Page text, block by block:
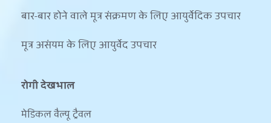
बार-बार होने वाले मूत्र संक्रमण के लिए आयुर्वेदिक उपचार
मूत्र असंयम के लिए आयुर्वेद उपचार
रोगी देखभाल
मेडिकल वैल्यू ट्रैवल